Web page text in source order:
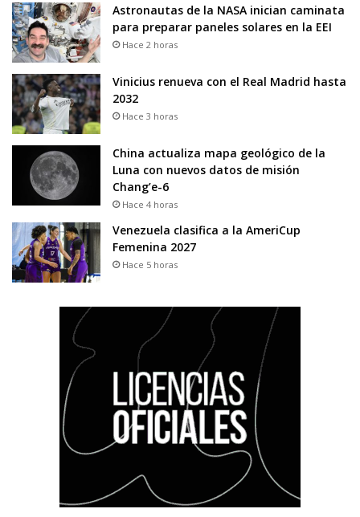
Astronautas de la NASA inician caminata
para preparar paneles solares en la EEI
Hace 2 horas
Vinicius renueva con el Real Madrid hasta
2032
Hace 3 horas
China actualiza mapa geológico de la
Luna con nuevos datos de misión
Chang’e-6
Hace 4 horas
Venezuela clasifica a la AmeriCup
Femenina 2027
Hace 5 horas